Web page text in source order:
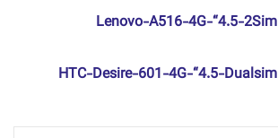
Lenovo-A516-4G-“4.5-2Sim
HTC-Desire-601-4G-“4.5-Dualsim